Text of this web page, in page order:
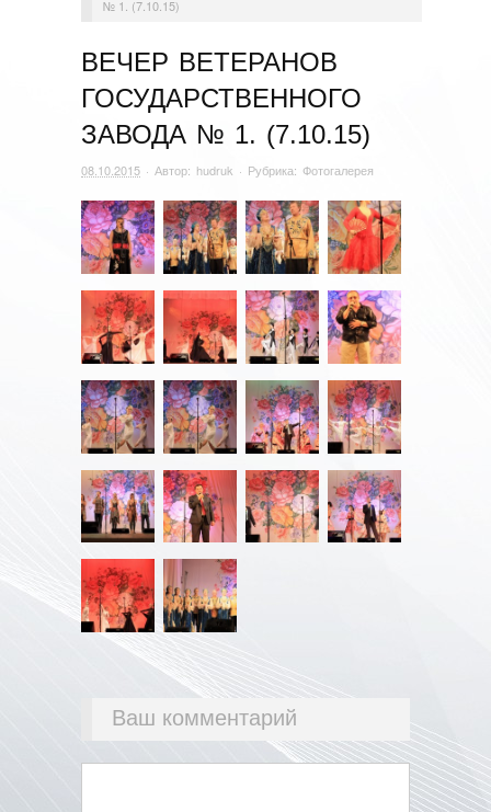
№ 1. (7.10.15)
ВЕЧЕР ВЕТЕРАНОВ
ГОСУДАРСТВЕННОГО
ЗАВОДА № 1. (7.10.15)
08.10.2015 · Автор: hudruk · Рубрика: Фотогалерея
Ваш комментарий